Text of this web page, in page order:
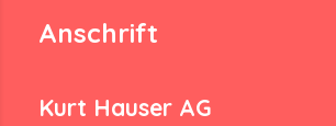
Anschrift
Kurt Hauser AG